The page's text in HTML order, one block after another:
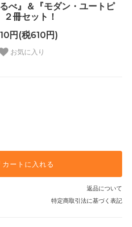
べ』＆『モダン・ユートピ
２冊セット！
円(税610円)
お気に入り
カートに入れる
返品について
特定商取引法に基づく表記